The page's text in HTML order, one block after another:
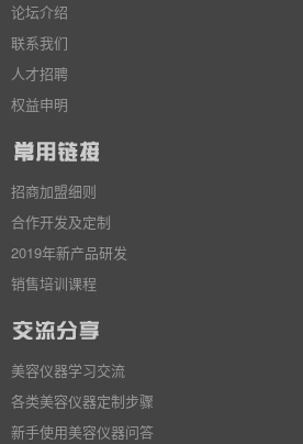
论坛介绍
联系我们
人才招聘
权益申明
招商加盟细则
合作开发及定制
2019年新产品研发
销售培训课程
美容仪器学习交流
各类美容仪器定制步骤
新手使用美容仪器问答